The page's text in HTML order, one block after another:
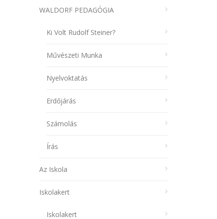
WALDORF PEDAGÓGIA
Ki Volt Rudolf Steiner?
Művészeti Munka
Nyelvoktatás
Erdőjárás
Számolás
Írás
Az Iskola
Iskolakert
Iskolakert